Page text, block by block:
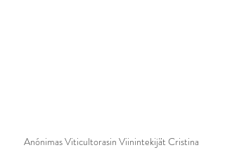
Anónimas Viticultorasin Viinintekijät Cristina